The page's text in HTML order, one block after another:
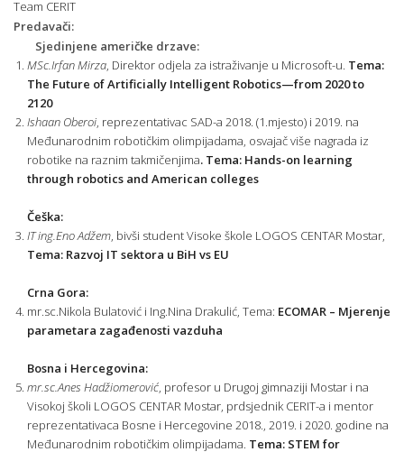
Team CERIT
Predavači:
Sjedinjene američke drzave:
MSc.Irfan Mirza, Direktor odjela za istraživanje u Microsoft-u. Tema:
The Future of Artificially Intelligent Robotics—from 2020 to
2120
Ishaan Oberoi, reprezentativac SAD-a 2018. (1.mjesto) i 2019. na
Međunarodnim robotičkim olimpijadama, osvajač više nagrada iz
robotike na raznim takmičenjima. Tema: Hands-on learning
through robotics and American colleges
Češka:
IT ing.Eno Adžem, bivši student Visoke škole LOGOS CENTAR Mostar,
Tema: Razvoj IT sektora u BiH vs EU
Crna Gora:
mr.sc.Nikola Bulatović i Ing.Nina Drakulić, Tema: ECOMAR – Mjerenje
parametara zagađenosti vazduha
Bosna i Hercegovina:
mr.sc.Anes Hadžiomerović, profesor u Drugoj gimnaziji Mostar i na
Visokoj školi LOGOS CENTAR Mostar, prdsjednik CERIT-a i mentor
reprezentativaca Bosne i Hercegovine 2018., 2019. i 2020. godine na
Međunarodnim robotičkim olimpijadama. Tema: STEM for